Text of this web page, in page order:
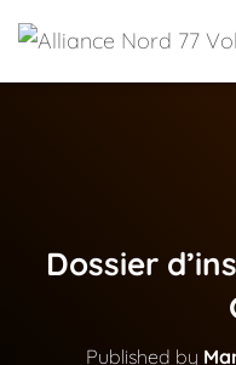
Dossier
Published by